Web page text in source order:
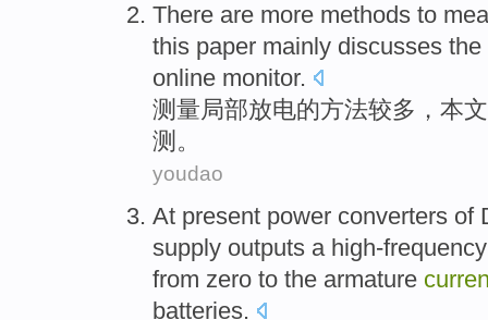
There are more methods to
this paper mainly discusses the
online monitor.
测量局部放电的方法较多 ， 本文
测 。
youdao
At present power converters of
supply outputs a high-frequency
from zero to the armature
batteries.